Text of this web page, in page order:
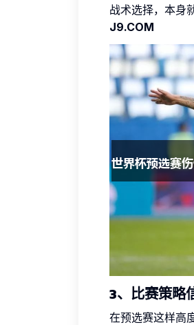
战术选择，本身
J9.COM
3、比赛策略
在预选赛这样高